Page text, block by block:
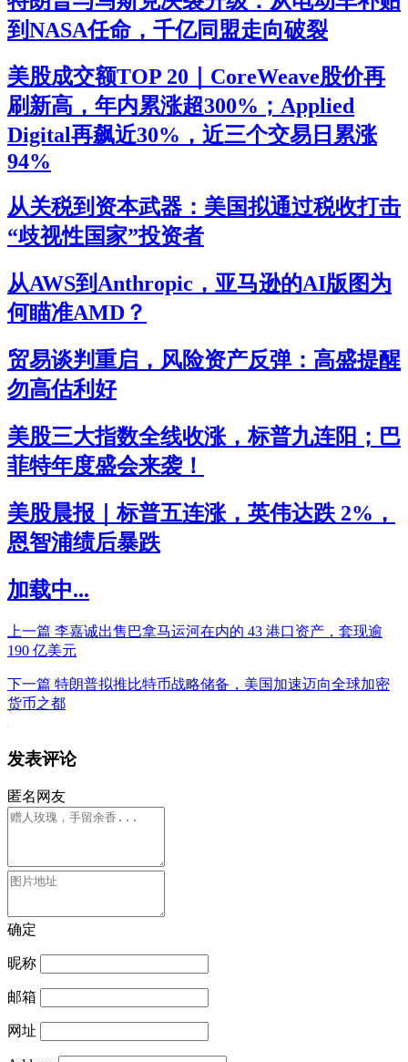
到NASA任命，千亿同盟走向破裂
美股成交额TOP 20｜CoreWeave股价再
刷新高，年内累涨超300%；Applied
Digital再飙近30%，近三个交易日累涨
94%
从关税到资本武器：美国拟通过税收打击
“歧视性国家”投资者
从AWS到Anthropic，亚马逊的AI版图为
何瞄准AMD？
贸易谈判重启，风险资产反弹：高盛提醒
勿高估利好
美股三大指数全线收涨，标普九连阳；巴
菲特年度盛会来袭！
美股晨报｜标普五连涨，英伟达跌 2%，
恩智浦绩后暴跌
加载中...
上一篇 李嘉诚出售巴拿马运河在内的 43 港口资产，套现逾
190 亿美元
下一篇 特朗普拟推比特币战略储备，美国加速迈向全球加密
货币之都
发表评论
匿名网友
确定
昵称
邮箱
网址